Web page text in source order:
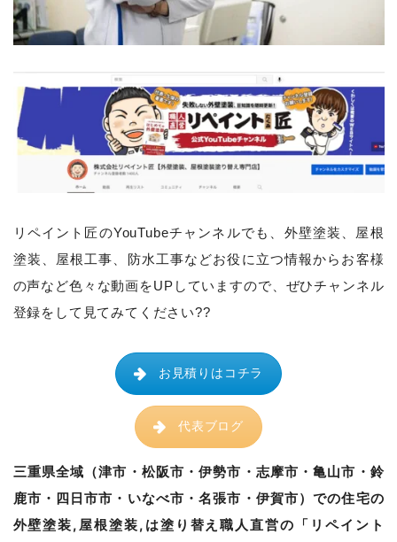
リペイント匠のYouTubeチャンネルでも、 外壁塗装、屋根
塗装、屋根工事、防水工事などお役に立つ情報からお客様
の声など色々な動画をUPしていますので、ぜひチャンネル
登録をして見てみてください??
お見積りはコチラ
代表ブログ
三重県全域（津市・松阪市・伊勢市・志摩市・亀山市・鈴
鹿市・四日市市・いなべ市・名張市・伊賀市）での住宅の
外壁塗装,屋根塗装,は塗り替え職人直営の「リペイント